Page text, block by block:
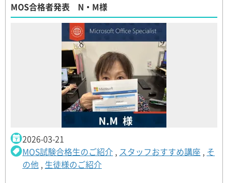
MOS合格者発表 N・M様
2026-03-21
MOS試験合格生のご紹介 , スタッフおすすめ講座 , そ
の他 , 生徒様のご紹介